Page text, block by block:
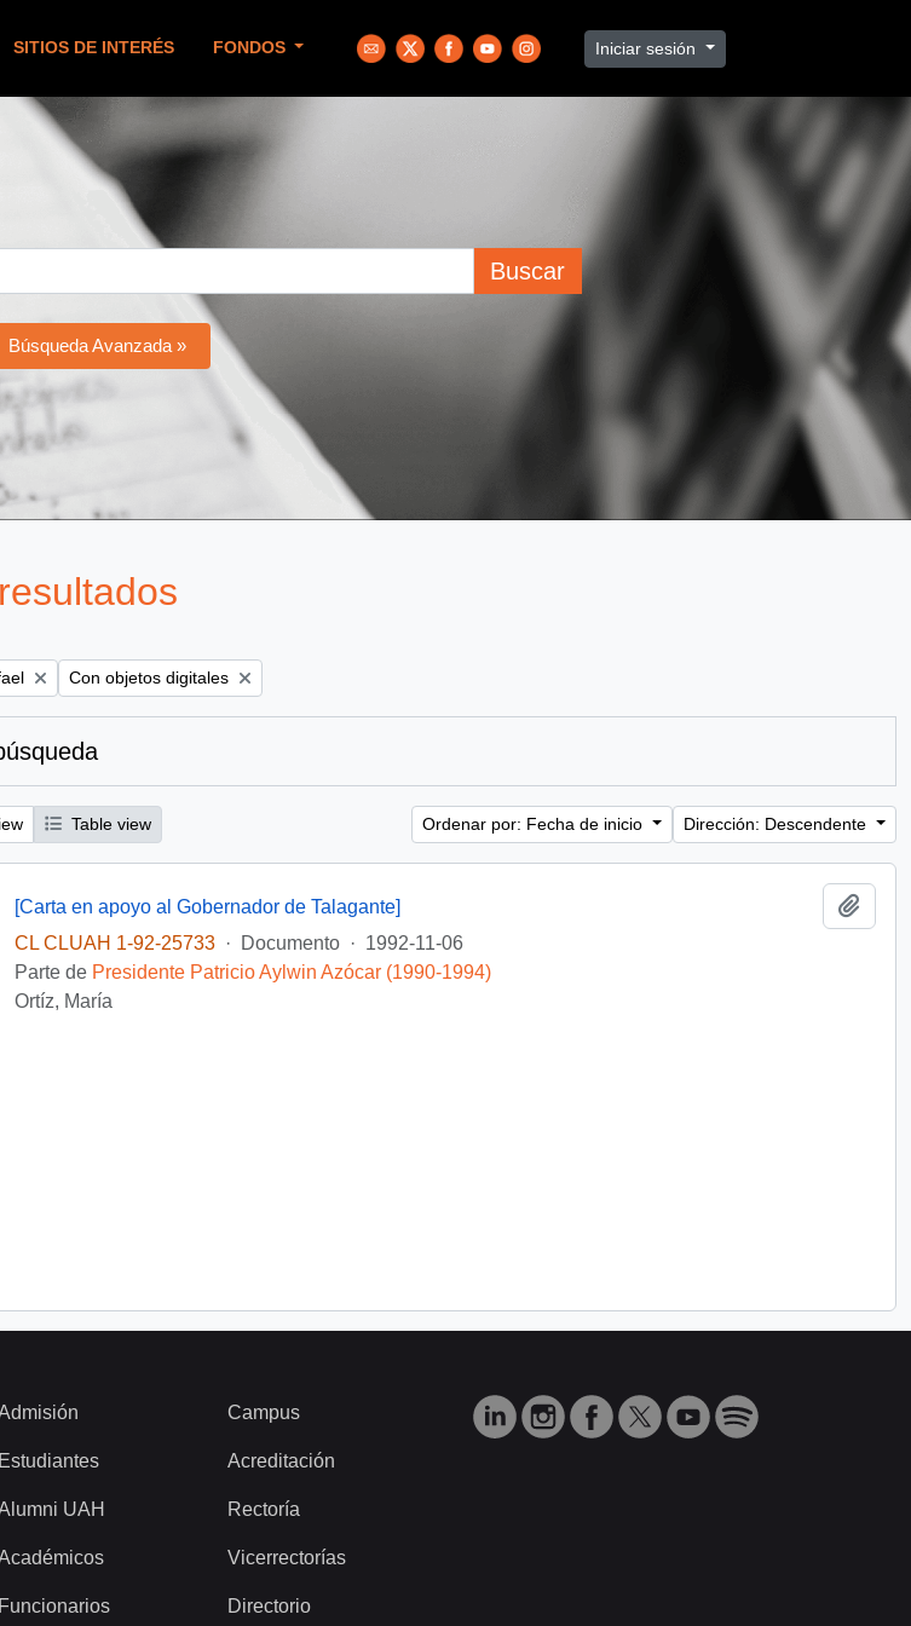
SITIOS DE INTERÉS FONDOS Iniciar sesión
Buscar
Búsqueda Avanzada »
Remove filter:
Con objetos digitales
Table view Ordenar por: Fecha de inicio Dirección: Descendente
[Carta en apoyo al Gobernador de Talagante]
CL CLUAH 1-92-25733
· Documento · 1992-11-06
Parte de Presidente Patricio Aylwin Azócar (1990-1994)
Ortíz, María
Estudiantes
UAH
Funcionarios
Campus
Acreditación
Rectoría
Vicerrectorías
Directorio